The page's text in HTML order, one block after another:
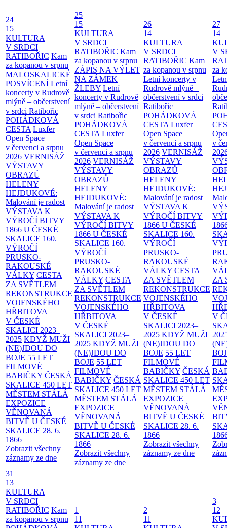
24
15
KULTURA
V SRDCI
RATIBOŘIC Kam
za kopanou v srpnu
MALOSKALICKÉ
POSVÍCENÍ Letní
koncerty v Rudrově
mlýně – občerstvení
v srdci Ratibořic
POHÁDKOVÁ
CESTA Luxfer
Open Space
v červenci a srpnu
2026 VERNISÁŽ
VÝSTAVY
OBRAZŮ
HELENY
HEJDUKOVÉ:
Malování je radost
VÝSTAVA K
VÝROČÍ BITVY
1866 U ČESKÉ
SKALICE 160.
VÝROČÍ
PRUSKO-
RAKOUSKÉ
VÁLKY CESTA
ZA SVĚTLEM
REKONSTRUKCE
VOJENSKÉHO
HŘBITOVA
V ČESKÉ
SKALICI 2023–
2025 KDYŽ MUŽI
(NE)JDOU DO
BOJE 55 LET
FILMOVÉ
BABIČKY ČESKÁ
SKALICE 450 LET
MĚSTEM STÁLÁ
EXPOZICE
VĚNOVANÁ
BITVĚ U ČESKÉ
SKALICE 28. 6.
1866
Zobrazit všechny
záznamy ze dne
25
15
KULTURA
V SRDCI
RATIBOŘIC Kam
za kopanou v srpnu
ZÁPIS NA VÝLET
NA ZÁMEK
ŽLEBY Letní
koncerty v Rudrově
mlýně – občerstvení
v srdci Ratibořic
POHÁDKOVÁ
CESTA Luxfer
Open Space
v červenci a srpnu
2026 VERNISÁŽ
VÝSTAVY
OBRAZŮ
HELENY
HEJDUKOVÉ:
Malování je radost
VÝSTAVA K
VÝROČÍ BITVY
1866 U ČESKÉ
SKALICE 160.
VÝROČÍ
PRUSKO-
RAKOUSKÉ
VÁLKY CESTA
ZA SVĚTLEM
REKONSTRUKCE
VOJENSKÉHO
HŘBITOVA
V ČESKÉ
SKALICI 2023–
2025 KDYŽ MUŽI
(NE)JDOU DO
BOJE 55 LET
FILMOVÉ
BABIČKY ČESKÁ
SKALICE 450 LET
MĚSTEM STÁLÁ
EXPOZICE
VĚNOVANÁ
BITVĚ U ČESKÉ
SKALICE 28. 6.
1866
Zobrazit všechny
záznamy ze dne
26
14
KULTURA
V SRDCI
RATIBOŘIC Kam
za kopanou v srpnu
Letní koncerty v
Rudrově mlýně –
občerstvení v srdci
Ratibořic
POHÁDKOVÁ
CESTA Luxfer
Open Space
v červenci a srpnu
2026 VERNISÁŽ
VÝSTAVY
OBRAZŮ
HELENY
HEJDUKOVÉ:
Malování je radost
VÝSTAVA K
VÝROČÍ BITVY
1866 U ČESKÉ
SKALICE 160.
VÝROČÍ
PRUSKO-
RAKOUSKÉ
VÁLKY CESTA
ZA SVĚTLEM
REKONSTRUKCE
VOJENSKÉHO
HŘBITOVA
V ČESKÉ
SKALICI 2023–
2025 KDYŽ MUŽI
(NE)JDOU DO
BOJE 55 LET
FILMOVÉ
BABIČKY ČESKÁ
SKALICE 450 LET
MĚSTEM STÁLÁ
EXPOZICE
VĚNOVANÁ
BITVĚ U ČESKÉ
SKALICE 28. 6.
1866
Zobrazit všechny
záznamy ze dne
27
14
V
za
v
ZA
V
31
13
KULTURA
V SRDCI
RATIBOŘIC Kam
za kopanou v srpnu
1
11
2
11
3
12